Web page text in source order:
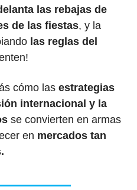
las rebajas de
de las fiestas
las reglas del
cómo las estrategias
internacional y la
se convierten en armas
en mercados tan